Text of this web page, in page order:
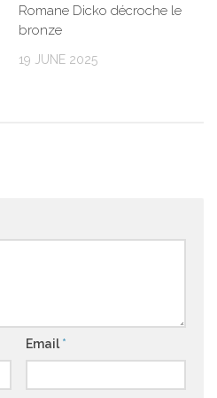
Romane Dicko décroche le
bronze
19 JUNE 2025
Email *